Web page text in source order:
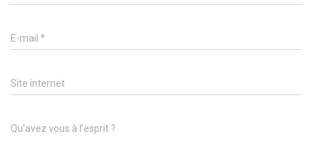
E-mail *
Site internet
Qu’avez vous à l’esprit ?